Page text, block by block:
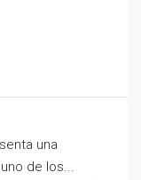
una
de los...